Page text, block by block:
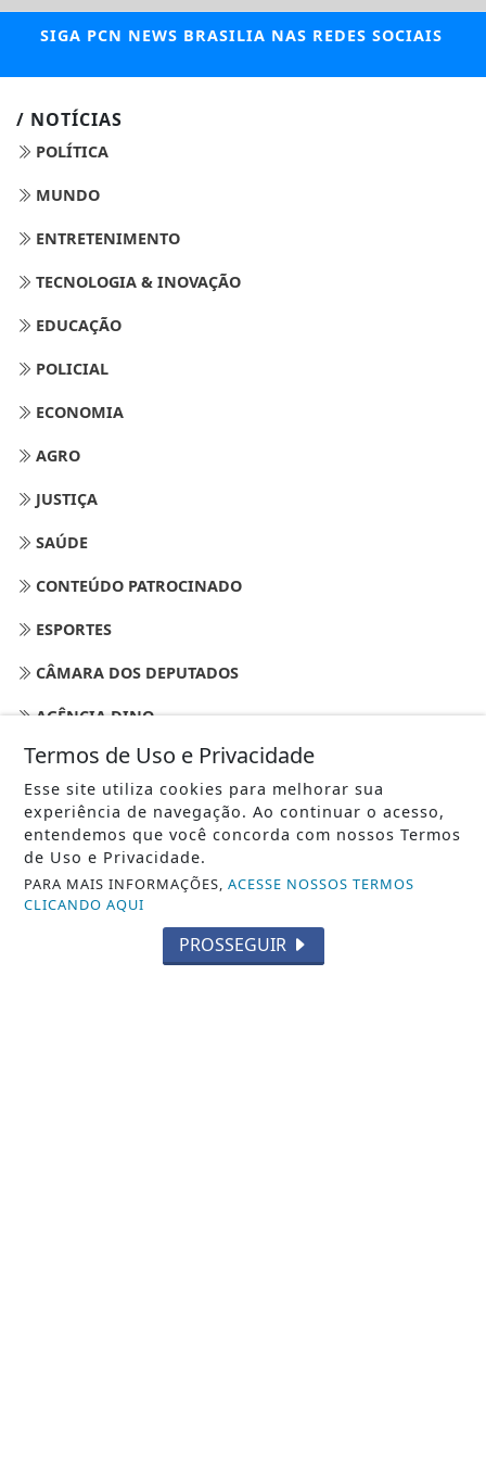
SIGA PCN NEWS BRASILIA NAS REDES SOCIAIS
/ NOTÍCIAS
POLÍTICA
MUNDO
ENTRETENIMENTO
TECNOLOGIA & INOVAÇÃO
EDUCAÇÃO
POLICIAL
ECONOMIA
AGRO
JUSTIÇA
SAÚDE
CONTEÚDO PATROCINADO
ESPORTES
CÂMARA DOS DEPUTADOS
AGÊNCIA DINO
GERAL
DIREITOS HUMANOS
/ NAVEGUE
INÍCIO
Termos de Uso e Privacidade
Esse site utiliza cookies para melhorar sua
experiência de navegação. Ao continuar o acesso,
entendemos que você concorda com nossos Termos
de Uso e Privacidade.
PARA MAIS INFORMAÇÕES,ACESSE NOSSOS TERMOS
CLICANDO AQUI
PROSSEGUIR